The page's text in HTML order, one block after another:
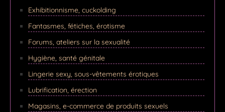
Exhibitionnisme, cuckolding
Fantasmes, fétiches, érotisme
Forums, ateliers sur la sexualité
Hygiène, santé génitale
Lingerie sexy, sous-vêtements érotiques
Lubrification, érection
Magasins, e-commerce de produits sexuels